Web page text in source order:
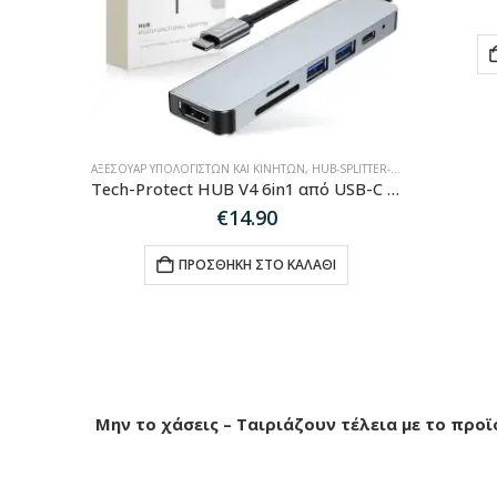
ΑΞΕΣΟΥΆΡ ΥΠΟΛΟΓΙΣΤΏΝ ΚΑΙ ΚΙΝΗΤΏΝ, HUB-SPLITTER-ADAPTER
Tech-Protect HUB V4 6in1 από USB-C σε USB-A 3.0 / USB-A 2.0 / USB-C / HDMI / micro SD / TF / card reader SD – γκρι
€14.90
ΠΡΟΣΘΉΚΗ ΣΤΟ ΚΑΛΆΘΙ
Μην το χάσεις – Ταιριάζουν τέλεια με το